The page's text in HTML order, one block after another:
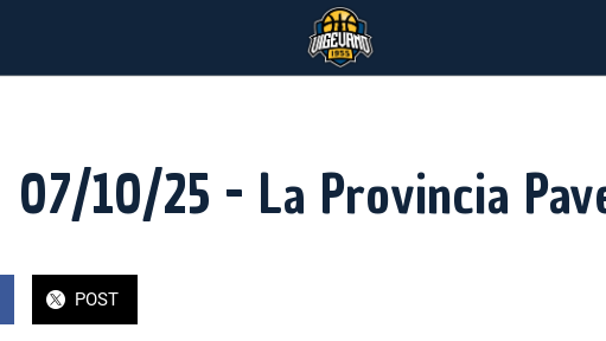
07/10/25 - La Provincia
POST